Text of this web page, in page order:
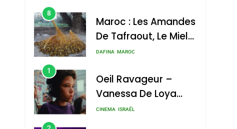
De Tadla Azilal
Consacrés Produits
Du Terroir
DAFINA MAROC
1
Oeil Ravageur –
Stauber
CINEMA ISRAÉL
2
«Tu Dis Génocide, Je